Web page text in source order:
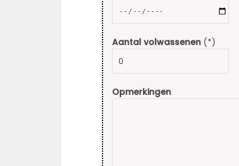
Aantal volwassenen (*)
Opmerkingen